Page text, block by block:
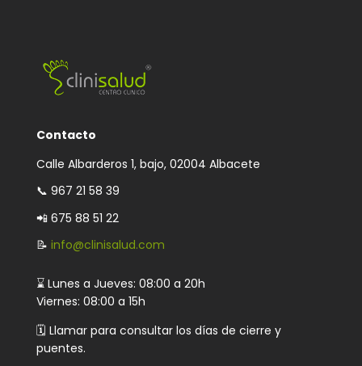
Contacto
Calle Albarderos 1, bajo, 02004 Albacete
📞 967 21 58 39
📲 675 88 51 22
📝 info@clinisalud.com
⌛ Lunes a Jueves: 08:00 a 20h
Viernes: 08:00 a 15h
🗓️ Llamar para consultar los días de cierre y
puentes.